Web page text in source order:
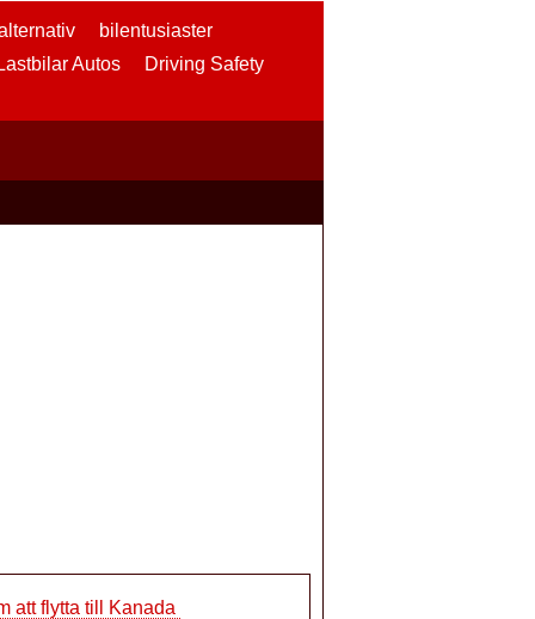
bilentusiaster
Autos
Driving Safety
att flytta till Kanada